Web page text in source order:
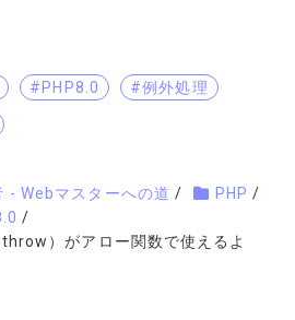
#PHP8.0 #例外処理
- Webマスターへの道 / PHP /
/
）がアロー関数で使えるよ